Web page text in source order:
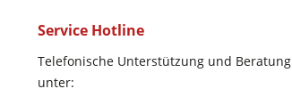
Service Hotline
Telefonische Unterstützung und Beratung
unter: